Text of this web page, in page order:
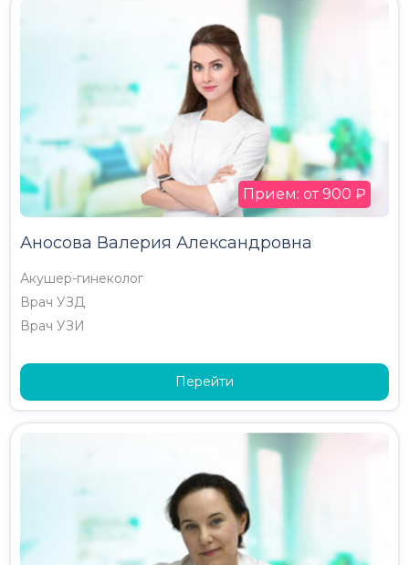
Аносова Валерия Александровна
Акушер-гинеколог
Врач УЗД
Врач УЗИ
Прием: от 900 ₽
Перейти